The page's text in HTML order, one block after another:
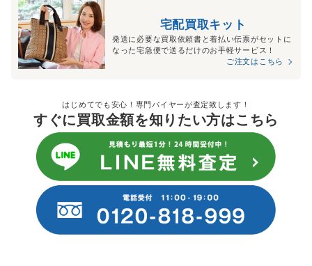
宅配買取キット
発送に必要な買取依頼書と着払い伝票がセットに
なった宅急便で送るだけのお手軽サービス！
ご注文はこちら
はじめてでも安心！専門バイヤーが査定致します！
すぐに買取金額を知りたい方はこちら